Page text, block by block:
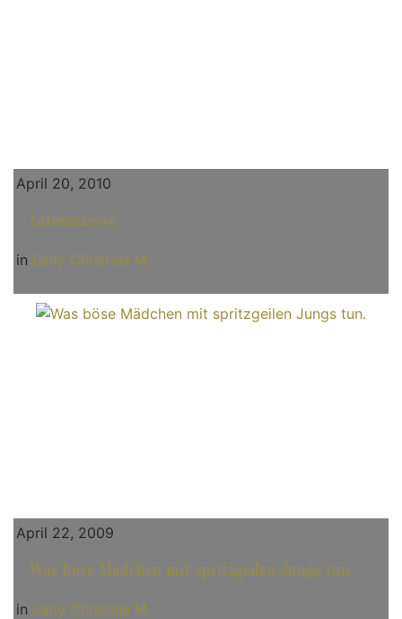
April 20, 2010
Latexexzesse
in Lady Christina M.
April 22, 2009
Was böse Mädchen mit spritzgeilen Jungs tun.
in Lady Christina M.